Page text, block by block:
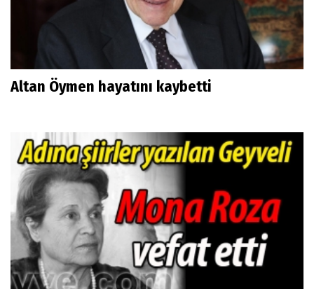
Altan Öymen hayatını kaybetti